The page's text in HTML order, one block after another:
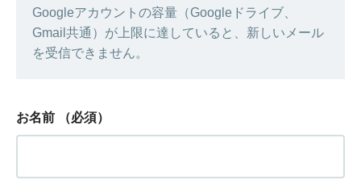
Googleアカウントの容量（Googleドライブ、
Gmail共通）が上限に達していると、新しいメール
を受信できません。
お名前 （必須）